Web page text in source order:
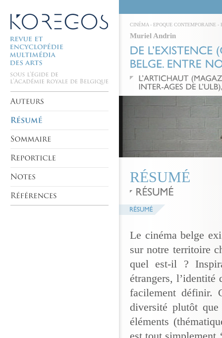
CINÉMA - EPOQUE CONTEMPORAINE -
Muriel Andrin
RÉSUMÉ
Le cinéma belge
sur notre territoire
quel est-il ?
étrangers,
facilement définir.
diversité plutôt que
éléments